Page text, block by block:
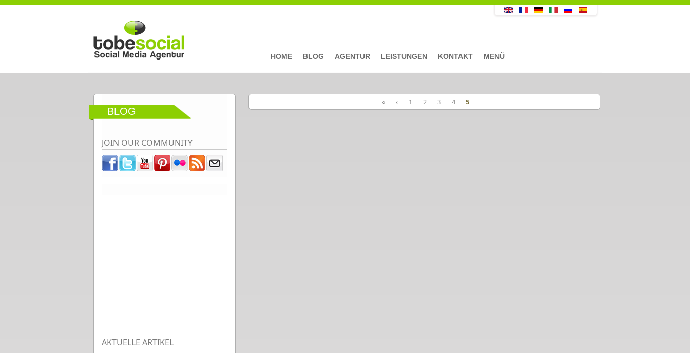
Direkt zum Inhalt
HOME BLOG AGENTUR LEISTUNGEN KONTAKT MENÜ
BLOG
JOIN OUR COMMUNITY
AKTUELLE ARTIKEL
Seiten
« ‹ 1 2 3 4 5